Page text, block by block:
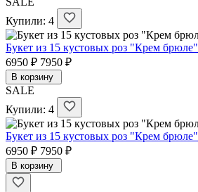
Купили: 4
Букет из 15 кустовых роз "Крем брюле"
6950 ₽ 7950 ₽
В корзину
SALE
Купили: 4
Букет из 15 кустовых роз "Крем брюле"
6950 ₽ 7950 ₽
В корзину